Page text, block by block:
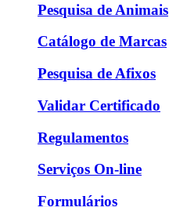
Pesquisa de Animais
Catálogo de Marcas
Pesquisa de Afixos
Validar Certificado
Regulamentos
Serviços On-line
Formulários